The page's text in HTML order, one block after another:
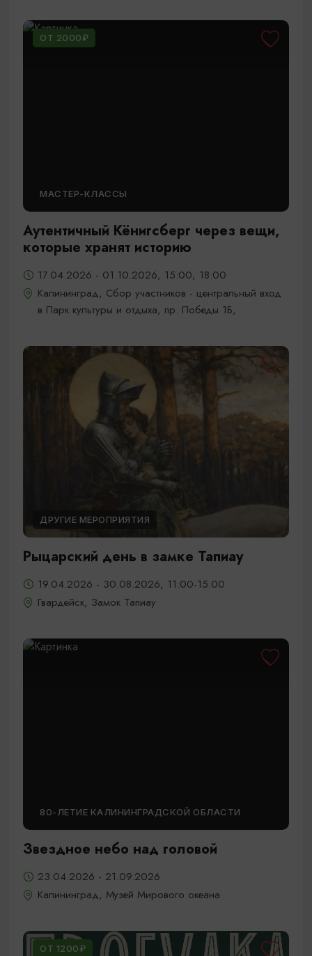
ОТ 2000₽
МАСТЕР-КЛАССЫ
Аутентичный Кёнигсберг через вещи,
которые хранят историю
17.04.2026 - 01.10.2026, 15:00, 18:00
Калининград, Сбор участников - центральный вход
в Парк культуры и отдыха, пр. Победы 1Б,
ДРУГИЕ МЕРОПРИЯТИЯ
Рыцарский день в замке Тапиау
19.04.2026 - 30.08.2026, 11:00-15:00
Гвардейск, Замок Тапиау
80-ЛЕТИЕ КАЛИНИНГРАДСКОЙ ОБЛАСТИ
Звездное небо над головой
23.04.2026 - 21.09.2026
Калининград, Музей Мирового океана
ОТ 1200₽